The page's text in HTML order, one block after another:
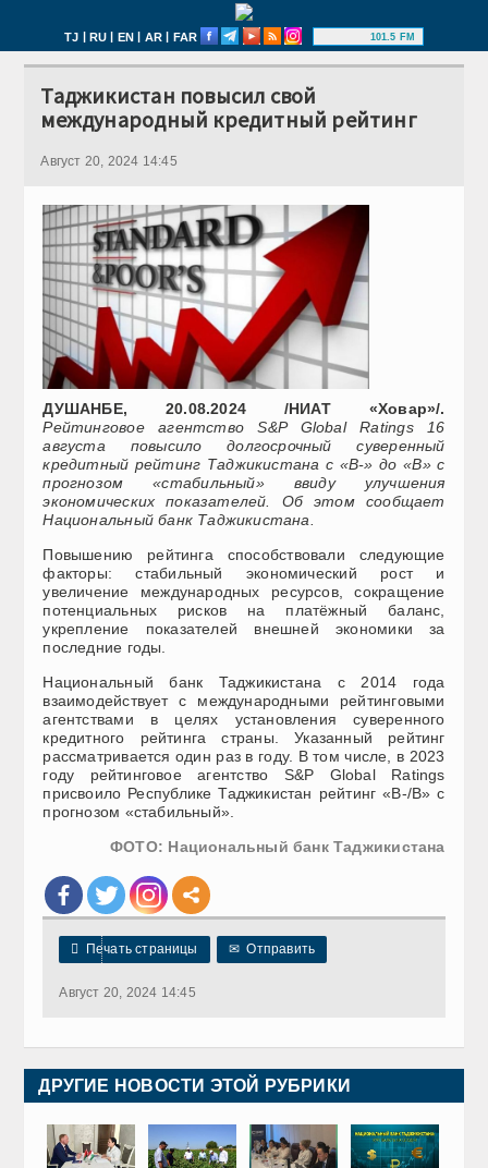
TJ | RU | EN | AR | FAR 101.5 FM
Таджикистан повысил свой
международный кредитный рейтинг
Август 20, 2024 14:45
ДУШАНБЕ, 20.08.2024 /НИАТ «Ховар»/.
Рейтинговое агентство S&P Global Ratings 16
августа повысило долгосрочный суверенный
кредитный рейтинг Таджикистана с «B-» до «B» с
прогнозом «стабильный» ввиду улучшения
экономических показателей. Об этом сообщает
Национальный банк Таджикистана.
Повышению рейтинга способствовали следующие
факторы: стабильный экономический рост и
увеличение международных ресурсов, сокращение
потенциальных рисков на платёжный баланс,
укрепление показателей внешней экономики за
последние годы.
Национальный банк Таджикистана с 2014 года
взаимодействует с международными рейтинговыми
агентствами в целях установления суверенного
кредитного рейтинга страны. Указанный рейтинг
рассматривается один раз в году. В том числе, в 2023
году рейтинговое агентство S&P Global Ratings
присвоило Республике Таджикистан рейтинг «B-/В» с
прогнозом «стабильный».
ФОТО: Национальный банк Таджикистана
 Печать страницы ✉ Отправить
Август 20, 2024 14:45
ДРУГИЕ НОВОСТИ ЭТОЙ РУБРИКИ